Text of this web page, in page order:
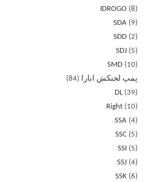
IDROGO
8
SDA
9
SDD 2
SDJ
5
SMD
10
پمپ لجنکش ابارا
84
DL 39
Right
10
SSA 4
SSC
5
SSI
5
SSJ 4
SSK 6